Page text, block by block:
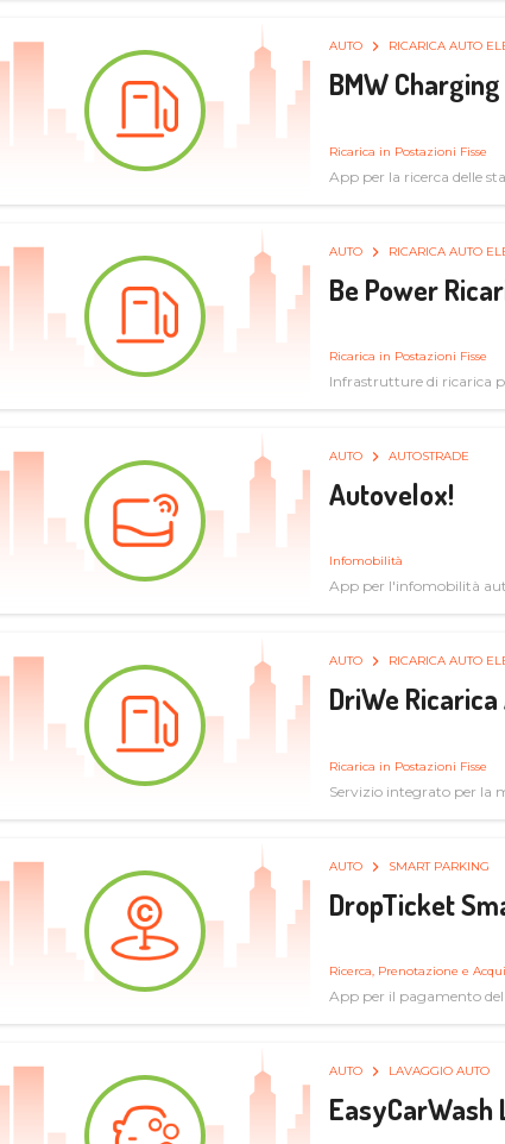
AUTO RICARICA AUTO
BMW
Ricarica in Postazioni Fisse
App per la ricerca delle
AUTO RICARICA AUTO
Be Power
Ricarica in Postazioni Fisse
Infrastrutture di ricarica
AUTO AUTOSTRADE
Autovelox!
Infomobilità
App per l'infomobilità
AUTO RICARICA AUTO
DriWe
Ricarica in Postazioni Fisse
Servizio integrato per la
AUTO SMART PARKING
DropTicket
Ricerca, Prenotazione e
App per il pagamento
AUTO LAVAGGIO AUTO